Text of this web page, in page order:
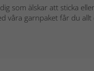
som älskar att sticka
våra garnpaket får du